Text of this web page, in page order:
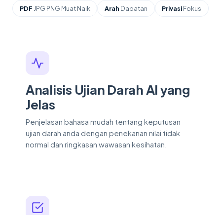
PDF JPG PNG Muat Naik Arah Dapatan PrivasiFokus
Analisis Ujian Darah AI yang
Jelas
Penjelasan bahasa mudah tentang keputusan
ujian darah anda dengan penekanan nilai tidak
normal dan ringkasan wawasan kesihatan.